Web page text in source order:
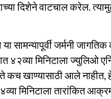
दिशेने वाटचाल करेल.
सामन्यापूर्वी जर्मनी
४२व्या मिनिटाला ज्युलिओ
खाण्यासाठी आले नाहीत,
मिनिटाला तारांकित